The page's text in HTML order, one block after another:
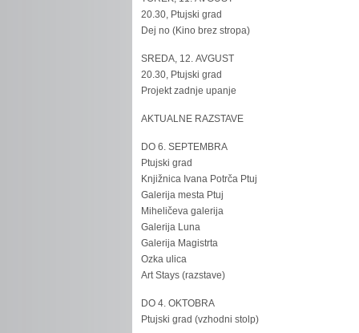
20.30, Ptujski grad
Dej no (Kino brez stropa)
SREDA, 12. AVGUST
20.30, Ptujski grad
Projekt zadnje upanje
AKTUALNE RAZSTAVE
DO 6. SEPTEMBRA
Ptujski grad
Knjižnica Ivana Potrča Ptuj
Galerija mesta Ptuj
Miheličeva galerija
Galerija Luna
Galerija Magistrta
Ozka ulica
Art Stays (razstave)
DO 4. OKTOBRA
Ptujski grad (vzhodni stolp)